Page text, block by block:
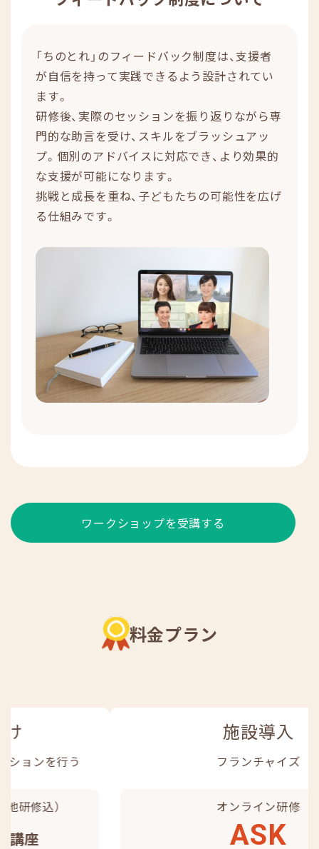
「ちのとれ」のフィードバック制度は、支援者
が自信を持って実践できるよう設計されてい
ます。
研修後、実際のセッションを振り返りながら専
門的な助言を受け、スキルをブラッシュアッ
プ。個別のアドバイスに対応でき、より効果的
な支援が可能になります。
挑戦と成長を重ね、子どもたちの可能性を広げ
る仕組みです。
ワークショップを受講する
料金プラン